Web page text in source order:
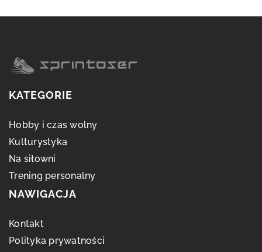
KATEGORIE
Hobby i czas wolny
Kulturystyka
Na siłowni
Trening personalny
NAWIGACJA
Kontakt
Polityka prywatności